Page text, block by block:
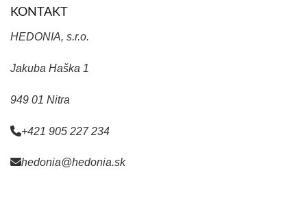
KONTAKT
HEDONIA, s.r.o.
Jakuba Haška 1
949 01 Nitra
+421 905 227 234
hedonia@hedonia.sk